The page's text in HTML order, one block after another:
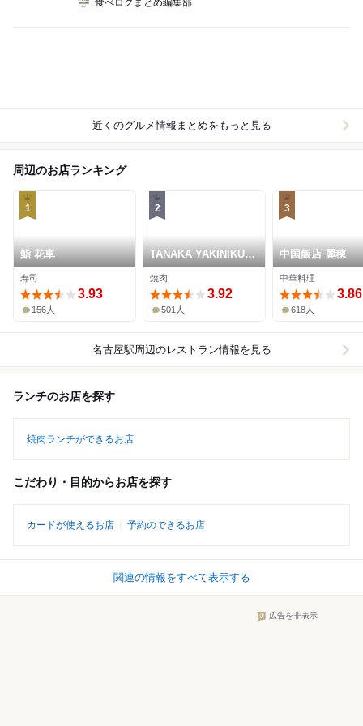
食べログまとめ編集部
近くのグルメ情報まとめをもっと見る
周辺のお店ランキング
1
鮨 花車
寿司
3.93
156人
2
TANAKA YAKINIKU
RESTAURANTE
焼肉
3.92
501人
3
中国飯店 麗穂
中華料理
3.86
618人
名古屋駅周辺のレストラン情報を見る
ランチのお店を探す
焼肉ランチができるお店
こだわり・目的からお店を探す
カードが使えるお店 予約のできるお店
関連の情報をすべて表示する
広告を非表示